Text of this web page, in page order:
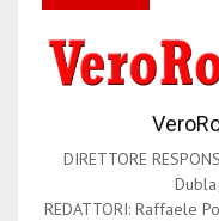
DIRETTORE
Dubla;
REDATTORI: Raffaele